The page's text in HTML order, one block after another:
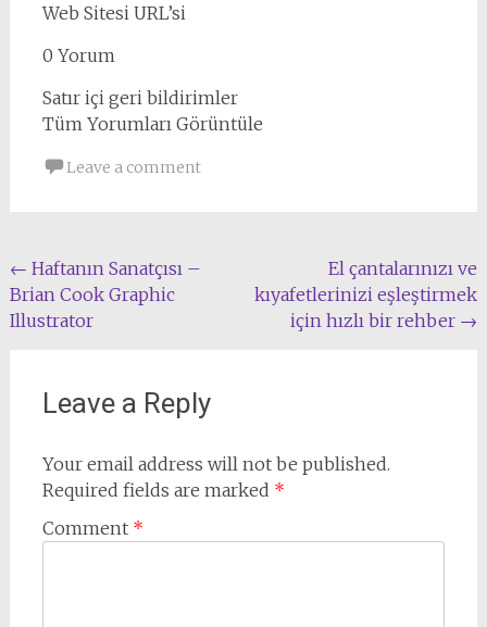
Web Sitesi URL’si
0 Yorum
Satır içi geri bildirimler
Tüm Yorumları Görüntüle
Leave a comment
Post
navigation
← Haftanın Sanatçısı –
Brian Cook Graphic
Illustrator
El çantalarınızı ve
kıyafetlerinizi eşleştirmek
için hızlı bir rehber →
Leave a Reply
Your email address will not be published.
Required fields are marked *
Comment *